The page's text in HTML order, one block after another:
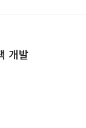
개발